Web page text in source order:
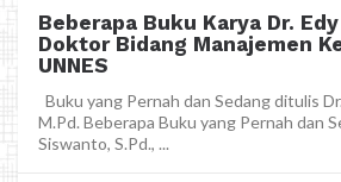
Beberapa Buku Karya Dr.
Doktor Bidang Manajemen
UNNES
Buku yang Pernah dan Sedang ditulis
M.Pd. Beberapa Buku yang Pernah dan
Siswanto, S.Pd., ...